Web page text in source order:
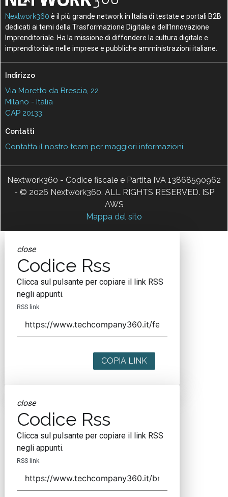
Nextwork360 è il più grande network in Italia di testate e portali B2B
dedicati ai temi della Trasformazione Digitale e dell’Innovazione
Imprenditoriale. Ha la missione di diffondere la cultura digitale e
imprenditoriale nelle imprese e pubbliche amministrazioni italiane.
Indirizzo
Via Moretto da Brescia, 22
Milano - Italia
CAP 20133
Contatti
Contatta il nostro team per maggiori informazioni
Nextwork360 - Codice fiscale e Partita IVA 13868590962
- © 2026 Nextwork360. ALL RIGHTS RESERVED. ISP
AWS
Mappa del sito
close
Codice Rss
Clicca sul pulsante per copiare il link RSS
negli appunti.
RSS link
COPIA LINK
close
Codice Rss
Clicca sul pulsante per copiare il link RSS
negli appunti.
RSS link